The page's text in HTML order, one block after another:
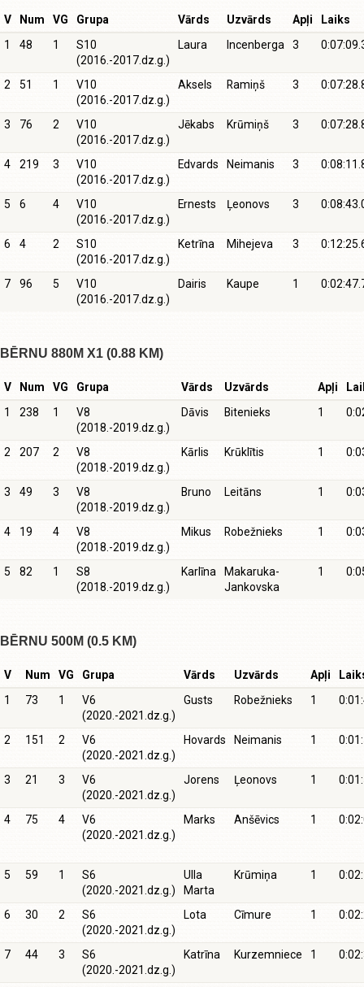
V Num VG Grupa Vārds Uzvārds Apļi
Laiks
1
48 1
S10
(2016.-2017.dz.g.)
Laura Incenberga 3
2 51 1
V10
(2016.-2017.dz.g.)
Aksels Ramiņš 3
3 76 2
V10
(2016.-2017.dz.g.)
Jēkabs Krūmiņš 3
4 219 3
V10
(2016.-2017.dz.g.)
Edvards Neimanis 3
5 6 4
V10
(2016.-2017.dz.g.)
Ernests Ļeonovs 3
6 4 2
S10
(2016.-2017.dz.g.)
Ketrīna Mihejeva 3
7 96 5
V10
(2016.-2017.dz.g.)
Dairis Kaupe 1
BĒRNU 880M X1 (0.88 KM)
V Num VG Grupa Vārds Uzvārds Apļi
1
238 1
V8
(2018.-2019.dz.g.)
Dāvis Bitenieks 1
2 207 2
V8
(2018.-2019.dz.g.)
Kārlis Krūklītis 1
3 49 3
V8
(2018.-2019.dz.g.)
Bruno Leitāns 1
4 19 4
V8
(2018.-2019.dz.g.)
Mikus Robežnieks 1
5 82 1
S8
(2018.-2019.dz.g.)
Karlīna
Makaruka-
Jankovska
1
BĒRNU 500M (0.5 KM)
V Num VG Grupa Vārds Uzvārds Apļi
1
73 1
V6
(2020.-2021.dz.g.)
Gusts Robežnieks 1
2 151 2
V6
(2020.-2021.dz.g.)
Hovards Neimanis 1
3 21 3
V6
(2020.-2021.dz.g.)
Jorens Ļeonovs 1
4 75 4
V6
(2020.-2021.dz.g.)
Marks Anšēvics 1
5 59 1
S6
(2020.-2021.dz.g.)
Ulla
Marta
Krūmiņa 1
6 30 2
S6
(2020.-2021.dz.g.)
Lota Cīmure 1
7 44 3
S6
(2020.-2021.dz.g.)
Katrīna Kurzemniece 1